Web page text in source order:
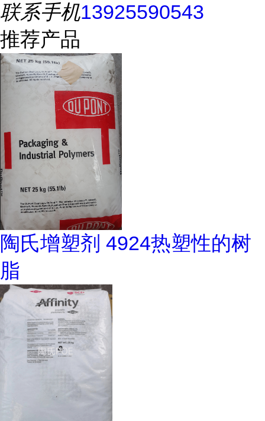
联系手机13925590543
推荐产品
陶氏增塑剂 4924热塑性的树
脂